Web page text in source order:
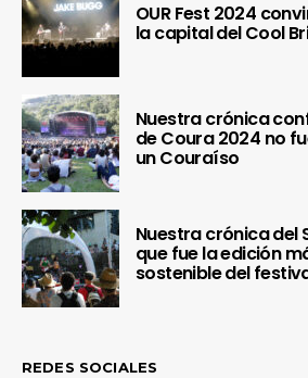
OUR Fest 2024
la capital del Cool
Nuestra crónica
de Coura 2024 no
un Couraíso
Nuestra crónica del
que fue la edición
sostenible del
REDES SOCIALES